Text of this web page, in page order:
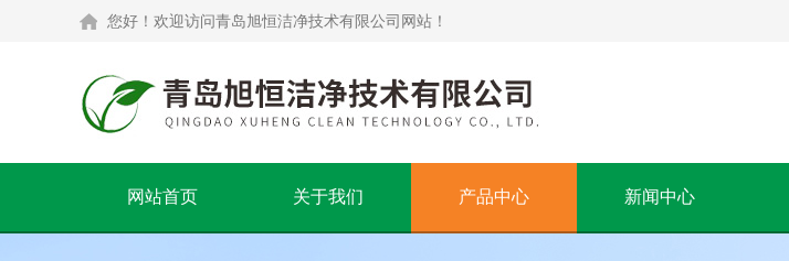
您好！欢迎访问青岛旭恒洁净技术有限公司网站！
网站首页 关于我们 产品中心 新闻中心